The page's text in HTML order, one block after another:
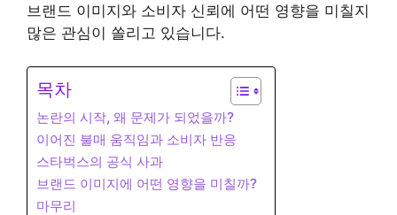
브랜드 이미지와 소비자 신뢰에 어떤 영향을 미칠지
많은 관심이 쏠리고 있습니다.
목차
논란의 시작, 왜 문제가 되었을까?
이어진 불매 움직임과 소비자 반응
스타벅스의 공식 사과
브랜드 이미지에 어떤 영향을 미칠까?
마무리